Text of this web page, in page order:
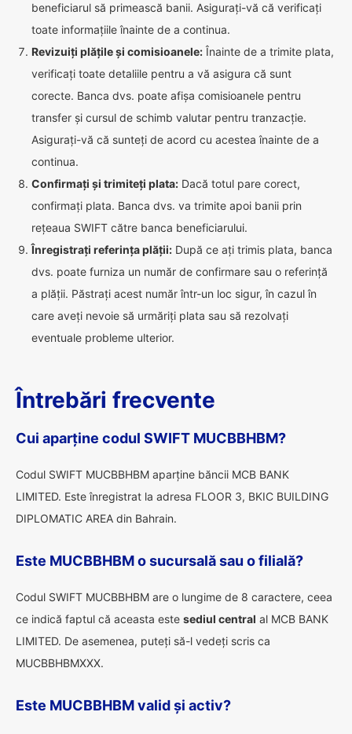
beneficiarul să primească banii. Asigurați-vă că verificați
toate informațiile înainte de a continua.
Revizuiți plățile și comisioanele: Înainte de a trimite plata,
verificați toate detaliile pentru a vă asigura că sunt
corecte. Banca dvs. poate afișa comisioanele pentru
transfer și cursul de schimb valutar pentru tranzacție.
Asigurați-vă că sunteți de acord cu acestea înainte de a
continua.
Confirmați și trimiteți plata: Dacă totul pare corect,
confirmați plata. Banca dvs. va trimite apoi banii prin
rețeaua SWIFT către banca beneficiarului.
Înregistrați referința plății: După ce ați trimis plata, banca
dvs. poate furniza un număr de confirmare sau o referință
a plății. Păstrați acest număr într-un loc sigur, în cazul în
care aveți nevoie să urmăriți plata sau să rezolvați
eventuale probleme ulterior.
Întrebări frecvente
Cui aparține codul SWIFT MUCBBHBM?
Codul SWIFT MUCBBHBM aparține băncii MCB BANK
LIMITED. Este înregistrat la adresa FLOOR 3, BKIC BUILDING
DIPLOMATIC AREA din Bahrain.
Este MUCBBHBM o sucursală sau o filială?
Codul SWIFT MUCBBHBM are o lungime de 8 caractere, ceea
ce indică faptul că aceasta este sediul central al MCB BANK
LIMITED. De asemenea, puteți să-l vedeți scris ca
MUCBBHBMXXX.
Este MUCBBHBM valid și activ?